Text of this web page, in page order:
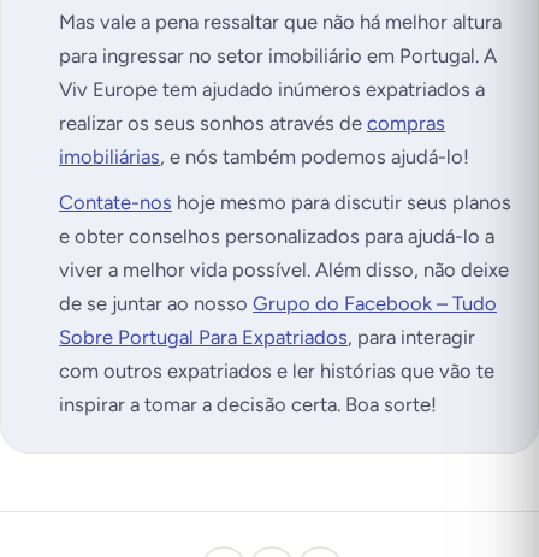
Mas vale a pena ressaltar que não há melhor altura
para ingressar no setor imobiliário em Portugal. A
Viv Europe tem ajudado inúmeros expatriados a
realizar os seus sonhos através de compras
imobiliárias, e nós também podemos ajudá-lo!
Contate-nos hoje mesmo para discutir seus planos
e obter conselhos personalizados para ajudá-lo a
viver a melhor vida possível. Além disso, não deixe
de se juntar ao nosso Grupo do Facebook – Tudo
Sobre Portugal Para Expatriados, para interagir
com outros expatriados e ler histórias que vão te
inspirar a tomar a decisão certa. Boa sorte!